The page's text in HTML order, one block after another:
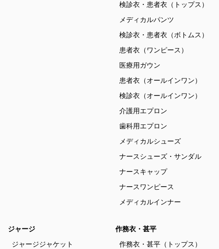
検診衣・患者衣（トップス）
メディカルパンツ
検診衣・患者衣（ボトムス）
患者衣（ワンピース）
医療用ガウン
患者衣（オールインワン）
検診衣（オールインワン）
介護用エプロン
歯科用エプロン
メディカルシューズ
ナースシューズ・サンダル
ナースキャップ
ナースワンピース
メディカルインナー
ジャージ
ジャージジャケット
作務衣・甚平
作務衣・甚平（トップス）